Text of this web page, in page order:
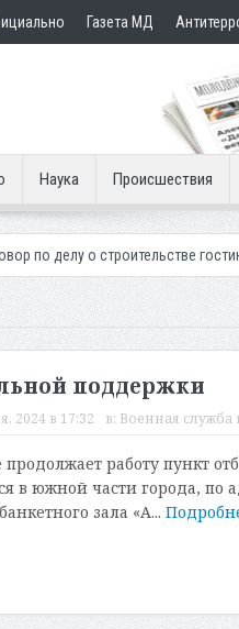
Газета МД
Наука Происшествия
гостиницы у
поддержки
2024 в 17:32 в: Военная служба
работу пункт
в южной части города, по
зала «А...